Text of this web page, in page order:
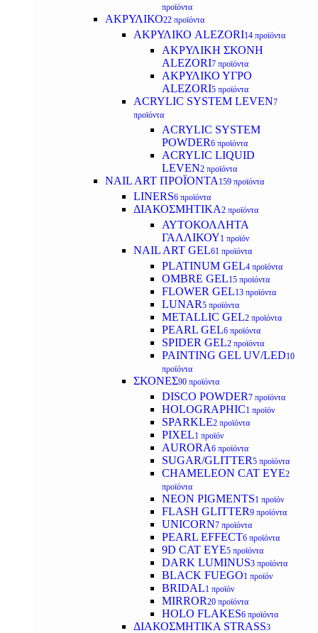
προϊόντα
ΑΚΡΥΛΙΚΟ22 προϊόντα
ΑΚΡΥΛΙΚΟ ALEZORI14 προϊόντα
ΑΚΡΥΛΙΚΗ ΣΚΟΝΗ
ALEZORI7 προϊόντα
ΑΚΡΥΛΙΚΟ ΥΓΡΟ
ALEZORI5 προϊόντα
ACRYLIC SYSTEM LEVEN7
προϊόντα
ACRYLIC SYSTEM
POWDER6 προϊόντα
ACRYLIC LIQUID
LEVEN2 προϊόντα
NAIL ART ΠΡΟΪΟΝΤΑ 159 προϊόντα
LINERS6 προϊόντα
ΔΙΑΚΟΣΜΗΤΙΚΑ2 προϊόντα
ΑΥΤΟΚΟΛΛΗΤΑ
ΓΑΛΛΙΚΟΥ1 προϊόν
NAIL ART GEL61 προϊόντα
PLATINUM GEL4 προϊόντα
OMBRE GEL15 προϊόντα
FLOWER GEL13 προϊόντα
LUNAR5 προϊόντα
METALLIC GEL2 προϊόντα
PEARL GEL6 προϊόντα
SPIDER GEL2 προϊόντα
PAINTING GEL UV/LED10
προϊόντα
ΣΚΟΝΕΣ90 προϊόντα
DISCO POWDER7 προϊόντα
HOLOGRAPHIC1 προϊόν
SPARKLE2 προϊόντα
PIXEL1 προϊόν
AURORA6 προϊόντα
SUGAR/GLITTER5 προϊόντα
CHAMELEON CAT EYE2
προϊόντα
NEON PIGMENTS1 προϊόν
FLASH GLITTER9 προϊόντα
UNICORN7 προϊόντα
PEARL EFFECT6 προϊόντα
9D CAT EYE5 προϊόντα
DARK LUMINUS3 προϊόντα
BLACK FUEGO1 προϊόν
BRIDAL1 προϊόν
MIRROR20 προϊόντα
HOLO FLAKES6 προϊόντα
ΔΙΑΚΟΣΜΗΤΙΚΑ STRASS3